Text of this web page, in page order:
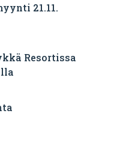
21.11.
Resortissa